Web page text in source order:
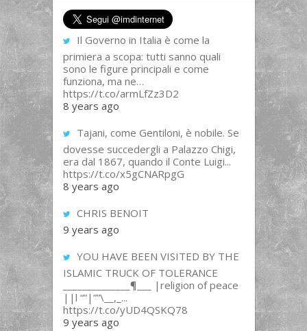
Il Governo in Italia è come la
primiera a scopa: tutti sanno quali
sono le figure principali e come
funziona, ma ne…
https://t.co/armLfZz3D2
8 years ago
Tajani, come Gentiloni, è nobile. Se
dovesse succedergli a Palazzo Chigi,
era dal 1867, quando il Conte Luigi...
https://t.co/x5gCNARpgG
8 years ago
CHRIS BENOIT
9 years ago
YOU HAVE BEEN VISITED BY THE
ISLAMIC TRUCK OF TOLERANCE
______________¶___ |religion of peace
||l “”|””\__,_...
https://t.co/yUD4QSKQ78
9 years ago